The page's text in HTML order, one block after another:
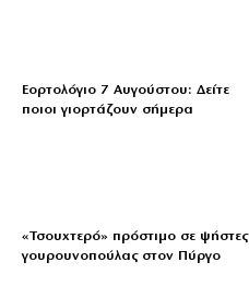
Εορτολόγιο 7 Αυγούστου: Δείτε
ποιοι γιορτάζουν σήμερα
«Τσουχτερό» πρόστιμο σε ψήστες
γουρουνοπούλας στον Πύργο